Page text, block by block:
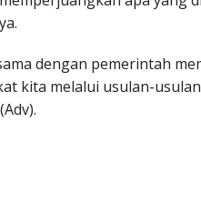
dengan pemerintah
kita melalui usulan-